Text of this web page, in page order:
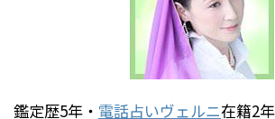
鑑定歴5年・ 電話占いヴェルニ在籍2